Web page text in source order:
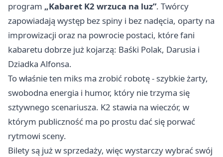
program „Kabaret K2 wrzuca na luz”. Twórcy
zapowiadają występ bez spiny i bez nadęcia, oparty na
improwizacji oraz na powrocie postaci, które fani
kabaretu dobrze już kojarzą: Baśki Polak, Darusia i
Dziadka Alfonsa.
To właśnie ten miks ma zrobić robotę - szybkie żarty,
swobodna energia i humor, który nie trzyma się
sztywnego scenariusza. K2 stawia na wieczór, w
którym publiczność ma po prostu dać się porwać
rytmowi sceny.
Bilety są już w sprzedaży, więc wystarczy wybrać swój